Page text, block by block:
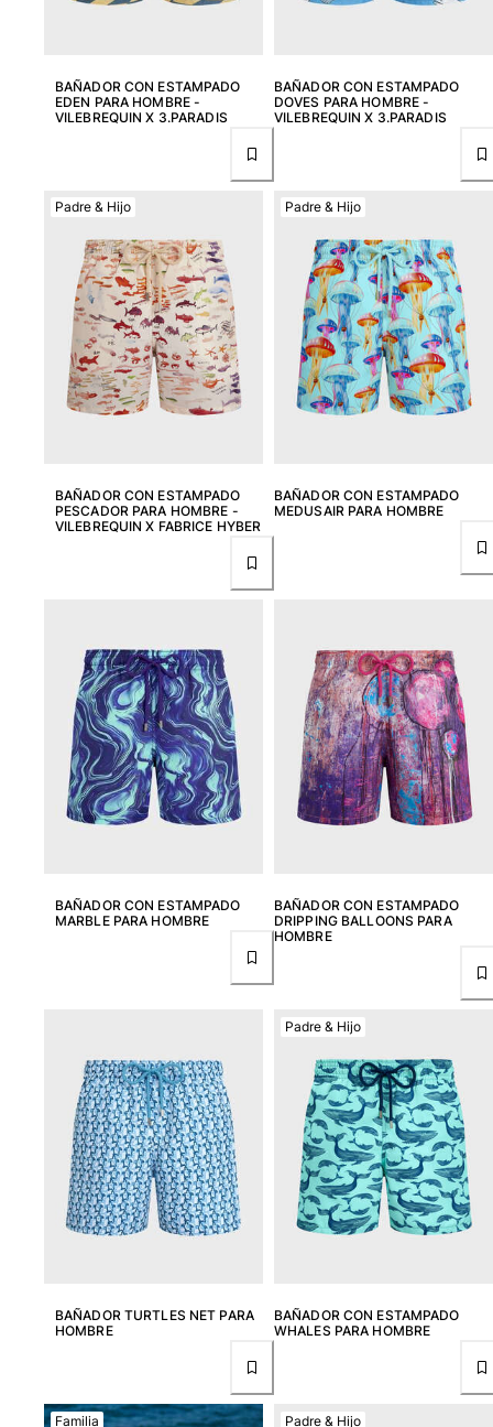
Bañadores Una Pieza
Bebe
Partes de abajo de bikini
Monos
Pantalones cortos
Sudaderas
Camisetas
Ver todo Pret-a-porter
Bebé
Accesorios
Ver todo Accesorios
Gorro
Ver todo Sombreros y Gorras
Toallas & pareo
Toallas
Toalla de algodón
Pareo
Gafas de sol
Ver todo Gafas de sol
Pañuelos de playa
Ver todo Pañuelos de playa
Toallas y Ponchos de playa
Ver todo Accesorios Niños
BAÑADOR CON ESTAMPADO
EDEN PARA HOMBRE -
VILEBREQUIN X 3.PARADIS
BAÑADOR CON ESTAMPADO
DOVES PARA HOMBRE -
VILEBREQUIN X 3.PARADIS
BAÑADOR CON ESTAMPADO
PESCADOR PARA HOMBRE -
VILEBREQUIN X FABRICE HYBER
Padre & Hijo
BAÑADOR CON ESTAMPADO
MEDUSAIR PARA HOMBRE
Padre & Hijo
BAÑADOR CON ESTAMPADO
MARBLE PARA HOMBRE
BAÑADOR CON ESTAMPADO
DRIPPING BALLOONS PARA
HOMBRE
BAÑADOR TURTLES NET PARA
HOMBRE
BAÑADOR CON ESTAMPADO
WHALES PARA HOMBRE
Padre & Hijo
Familia Padre & Hijo